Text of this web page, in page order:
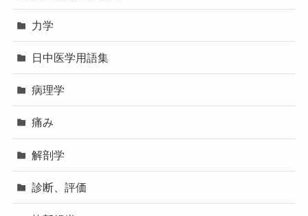
力学
日中医学用語集
病理学
痛み
解剖学
診断、評価